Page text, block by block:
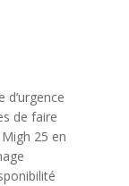
d’urgence
de faire
25 en